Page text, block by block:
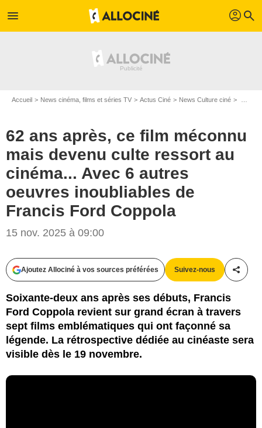
menu profil search
Accueil News cinéma, films et séries TV Actus Ciné News Culture ciné
62 ans après, ce film méconnu
mais devenu culte ressort au
cinéma... Avec 6 autres
oeuvres inoubliables de
Francis Ford Coppola
15 nov. 2025 à 09:00
Ajoutez Allociné à vos sources préférées Suivez-nous
Soixante-deux ans après ses débuts, Francis
Ford Coppola revient sur grand écran à travers
sept films emblématiques qui ont façonné sa
légende. La rétrospective dédiée au cinéaste sera
visible dès le 19 novembre.